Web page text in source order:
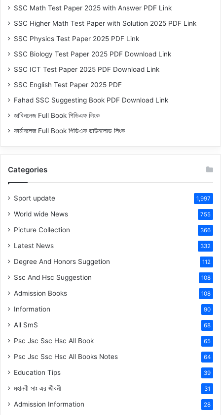
SSC Math Test Paper 2025 with Answer PDF Link
SSC Higher Math Test Paper with Solution 2025 PDF Link
SSC Physics Test Paper 2025 PDF Link
SSC Biology Test Paper 2025 PDF Download Link
SSC ICT Test Paper 2025 PDF Download Link
SSC English Test Paper 2025 PDF
Fahad SSC Suggesting Book PDF Download Link
জাবিনলেজ Full Book পিডিএফ লিংক
ফার্মানলেজ Full Book পিডিএফ ডাউনলোড লিংক
Categories
Sport update 1,997
World wide News 755
Picture Collection 366
Latest News 332
Degree And Honors Suggetion 112
Ssc And Hsc Suggestion 108
Admission Books 108
Information 90
All SmS 68
Psc Jsc Ssc Hsc All Book 65
Psc Jsc Ssc Hsc All Books Notes 64
Education Tips 39
মহানবী সাঃ এর জীবনী 31
Admission Information 28